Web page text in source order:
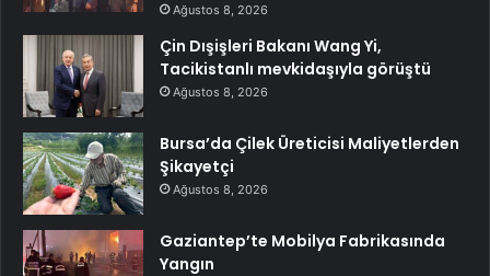
Ağustos 8, 2026
Çin Dışişleri Bakanı Wang Yi,
Tacikistanlı mevkidaşıyla görüştü
Ağustos 8, 2026
Bursa’da Çilek Üreticisi Maliyetlerden
Şikayetçi
Ağustos 8, 2026
Gaziantep’te Mobilya Fabrikasında
Yangın